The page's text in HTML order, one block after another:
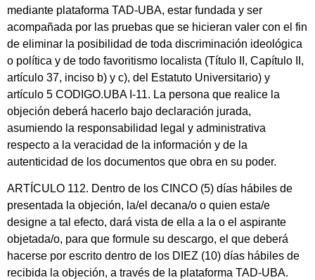
mediante plataforma TAD-UBA, estar fundada y ser
acompañada por las pruebas que se hicieran valer con el fin
de eliminar la posibilidad de toda discriminación ideológica
o política y de todo favoritismo localista (Título II, Capítulo II,
artículo 37, inciso b) y c), del Estatuto Universitario) y
artículo 5 CODIGO.UBA I-11. La persona que realice la
objeción deberá hacerlo bajo declaración jurada,
asumiendo la responsabilidad legal y administrativa
respecto a la veracidad de la información y de la
autenticidad de los documentos que obra en su poder.
ARTÍCULO 112. Dentro de los CINCO (5) días hábiles de
presentada la objeción, la/el decana/o o quien esta/e
designe a tal efecto, dará vista de ella a la o el aspirante
objetada/o, para que formule su descargo, el que deberá
hacerse por escrito dentro de los DIEZ (10) días hábiles de
recibida la objeción, a través de la plataforma TAD-UBA.